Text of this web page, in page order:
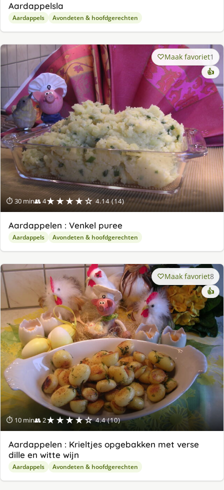
Aardappelsla
Aardappels Avondeten & hoofdgerechten
⏱ 30 min👥 4★★★★☆ 4.14 (14)
Maak favoriet1
👍
Aardappelen : Venkel puree
Aardappels Avondeten & hoofdgerechten
⏱ 10 min👥 2★★★★☆ 4.4 (10)
Maak favoriet8
👍
Aardappelen : Krieltjes opgebakken met verse
dille en witte wijn
Aardappels Avondeten & hoofdgerechten